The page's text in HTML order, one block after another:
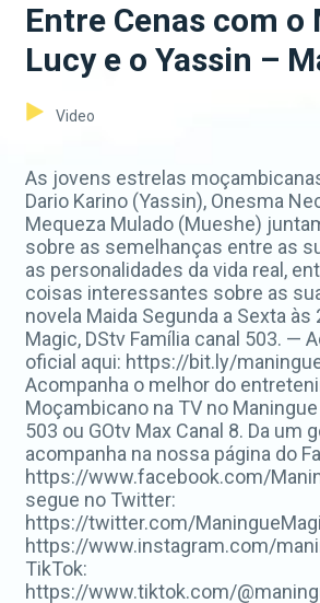
Entre Cenas com o
Lucy e o Yassin –
Video
As jovens estrelas
Dario Karino (Yassin), Onesma
Mequeza Mulado (Mueshe)
sobre as semelhanças entre as
as personalidades da vida real,
coisas interessantes sobre as
novela Maida Segunda a Sexta às
Magic, DStv Família canal 503. —
oficial aqui: https://bit.ly/
Acompanha o melhor do
Moçambicano na TV no Maningue
503 ou GOtv Max Canal 8. Da um
acompanha na nossa página do
https://www.facebook.com/
segue no Twitter:
https://twitter.com/
https://www.instagram.com/
TikTok:
https://www.tiktok.com/